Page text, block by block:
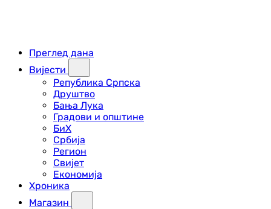
Преглед дана
Вијести
Република Српска
Друштво
Бања Лука
Градови и општине
БиХ
Србија
Регион
Свијет
Економија
Хроника
Магазин